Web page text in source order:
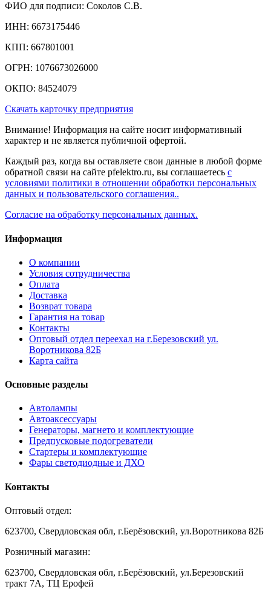
ФИО для подписи: Соколов С.В.
ИНН: 6673175446
КПП: 667801001
ОГРН: 1076673026000
ОКПО: 84524079
Скачать карточку предприятия
Внимание! Информация на сайте носит информативный
характер и не является публичной офертой.
Каждый раз, когда вы оставляете свои данные в любой форме
обратной связи на сайте pfelektro.ru, вы соглашаетесь с
условиями политики в отношении обработки персональных
данных и пользовательского соглашения..
Согласие на обработку персональных данных.
Информация
О компании
Условия сотрудничества
Оплата
Доставка
Возврат товара
Гарантия на товар
Контакты
Оптовый отдел переехал на г.Березовский ул.
Воротникова 82Б
Карта сайта
Основные разделы
Автолампы
Автоаксессуары
Генераторы, магнето и комплектующие
Предпусковые подогреватели
Стартеры и комплектующие
Фары светодиодные и ДХО
Контакты
Оптовый отдел:
623700, Свердловская обл, г.Берёзовский, ул.Воротникова 82Б
Розничный магазин:
623700, Свердловская обл, г.Берёзовский, ул.Березовский
тракт 7А, ТЦ Ерофей